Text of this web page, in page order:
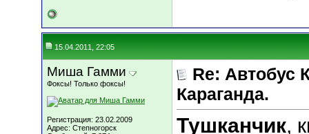
15.04.2011, 22:05
Миша Гамми
Фоксы! Только фоксы!
Регистрация: 23.02.2009
Адрес: Степногорск
Re: Автобус
Караганда.
Тушканчик,